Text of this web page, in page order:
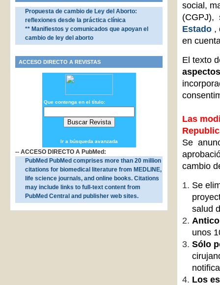
social,
(CGPJ),
Estado ,
en
El texto
Las
Se
cambio
Se
salud
unos
Sólo
Los
Propuesta de cambio de Ley del Aborto:
reflexiones desde la práctica clínica
** Manifiestos y comunicados que apoyan el
cambio de ley del aborto
ACCESO DIRECTO A REVISTAS
Que contenga en el título:
Ir a búsqueda avanzada
-- ACCESO DIRECTO A PubMed:
PubMed PubMed comprises more than 20 million
citations for biomedical literature from MEDLINE,
life science journals, and online books. Citations
may include links to full-text content from
PubMed Central and publisher web sites.